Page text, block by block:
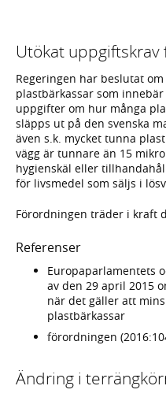
Utökat
Regeringen har beslutat
plastbärkassar som
uppgifter om hur många
släpps ut på den svenska
även s.k. mycket tunna
vägg är tunnare än 15
hygienskäl eller
för livsmedel som säljs i
Förordningen träder i kraft
Referenser
Europaparlamentets
av den 29 april 2015
när det gäller att
plastbärkassar
förordningen
Ändring i